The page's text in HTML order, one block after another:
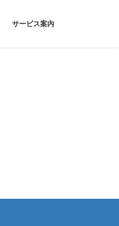
サービス案内